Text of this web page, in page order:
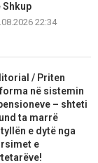
Shkup
22:34
/ Priten
në sistemin
– shteti
ta marrë
e dytë nga
e